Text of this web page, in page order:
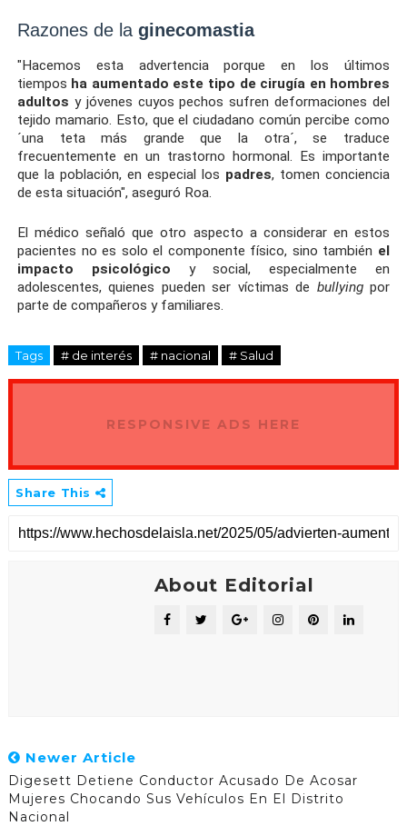
Razones de la ginecomastia
"Hacemos esta advertencia porque en los últimos
tiempos ha aumentado este tipo de cirugía en hombres
adultos y jóvenes cuyos pechos sufren deformaciones del
tejido mamario. Esto, que el ciudadano común percibe como
´una teta más grande que la otra´, se traduce
frecuentemente en un trastorno hormonal. Es importante
que la población, en especial los padres, tomen conciencia
de esta situación", aseguró Roa.
El médico señaló que otro aspecto a considerar en estos
pacientes no es solo el componente físico, sino también el
impacto psicológico y social, especialmente en
adolescentes, quienes pueden ser víctimas de bullyingpor
parte de compañeros y familiares.
Tags # de interés # nacional # Salud
RESPONSIVE ADS HERE
Share This
About Editorial
Newer Article
Digesett Detiene Conductor Acusado De Acosar
Mujeres Chocando Sus Vehículos En El Distrito
Nacional